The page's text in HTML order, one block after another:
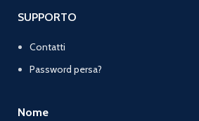
SUPPORTO
Contatti
Password persa?
Nome